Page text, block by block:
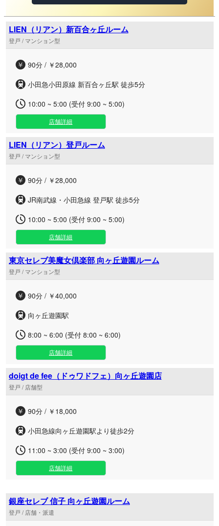
LIEN（リアン）新百合ヶ丘ルーム
登戸 / マンション型
90分 / ￥28,000
小田急小田原線 新百合ヶ丘駅 徒歩5分
10:00 ~ 5:00 (受付 9:00 ~ 5:00)
店舗詳細
LIEN（リアン）登戸ルーム
登戸 / マンション型
90分 / ￥28,000
JR南武線・小田急線 登戸駅 徒歩5分
10:00 ~ 5:00 (受付 9:00 ~ 5:00)
店舗詳細
東京セレブ美魔女倶楽部 向ヶ丘遊園ルーム
登戸 / マンション型
90分 / ￥40,000
向ヶ丘遊園駅
8:00 ~ 6:00 (受付 8:00 ~ 6:00)
店舗詳細
doigt de fee（ドゥワドフェ）向ヶ丘遊園店
登戸 / 店舗型
90分 / ￥18,000
小田急線向ヶ丘遊園駅より徒歩2分
11:00 ~ 3:00 (受付 9:00 ~ 3:00)
店舗詳細
銀座セレブ 信子 向ヶ丘遊園ルーム
登戸 / 店舗・派遣